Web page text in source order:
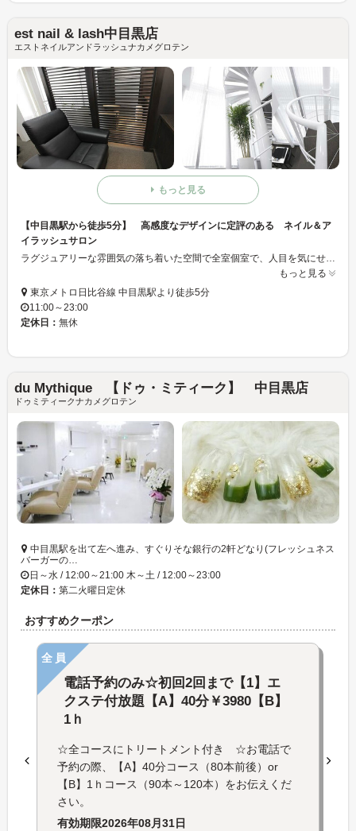
est nail & lash中目黒店
エストネイルアンドラッシュナカメグロテン
もっと見る
【中目黒駅から徒歩5分】 高感度なデザインに定評のある ネイル＆ア
イラッシュサロン
ラグジュアリーな雰囲気の落ち着いた空間で全室個室で、人目を気にせず落ち着いて施術が受けられるだけでなく、 ゆったりとしたソファーに身をあずけ美しさがUPする瞬間までお寛ぎ頂ける空間をご用意。 人気のジェルネイルをはじめとした 豊富なネイルメニューや、キュート、ナチュラルなど様々なテイストの まつ毛エクステメニューを取り揃え、お客様をお迎えします。
もっと見る
東京メトロ日比谷線 中目黒駅より徒歩5分
11:00～23:00
定休日： 無休
du Mythique 【ドゥ・ミティーク】 中目黒店
ドゥミティークナカメグロテン
中目黒駅を出て左へ進み、すぐりそな銀行の2軒どなり(フレッシュネス
バーガーの…
日～水 / 12:00～21:00 木～土 / 12:00～23:00
定休日： 第二火曜日定休
おすすめクーポン
全員
電話予約のみ☆初回2回まで【1】エ
クステ付放題【A】40分￥3980【B】
1ｈ
☆全コースにトリートメント付き ☆お電話で
予約の際、【A】40分コース（80本前後）or
【B】1ｈコース（90本～120本）をお伝えくだ
さい。
有効期限2026年08月31日